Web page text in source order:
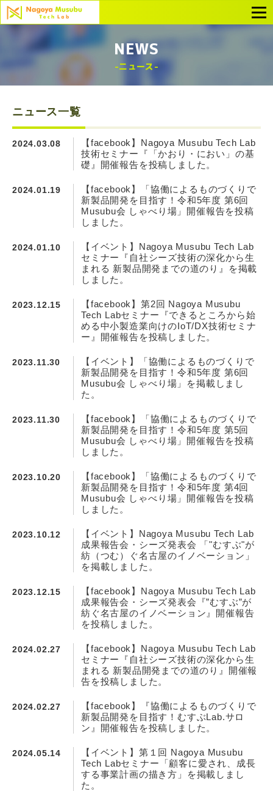
NEWS
ニュース
ニュース一覧
2024.03.08
【facebook】Nagoya Musubu Tech Lab
技術セミナー『「かおり・におい」の基
礎』開催報告を投稿しました。
2024.01.19
【facebook】「協働によるものづくりで
新製品開発を目指す！令和5年度 第6回
Musubu会 しゃべり場」開催報告を投稿
しました。
2024.01.10
【イベント】Nagoya Musubu Tech Lab
セミナー『自社シーズ技術の深化から生
まれる 新製品開発までの道のり』を掲載
しました。
2023.12.15
【facebook】第2回 Nagoya Musubu
Tech Labセミナー『できるところから始
める中小製造業向けのIoT/DX技術セミナ
ー』開催報告を投稿しました。
2023.11.30
【イベント】「協働によるものづくりで
新製品開発を目指す！令和5年度 第6回
Musubu会 しゃべり場」を掲載しまし
た。
2023.11.30
【facebook】「協働によるものづくりで
新製品開発を目指す！令和5年度 第5回
Musubu会 しゃべり場」開催報告を投稿
しました。
2023.10.20
【facebook】「協働によるものづくりで
新製品開発を目指す！令和5年度 第4回
Musubu会 しゃべり場」開催報告を投稿
しました。
2023.10.12
【イベント】Nagoya Musubu Tech Lab
成果報告会・シーズ発表会 「"むすぶ"が
紡（つむ）ぐ名古屋のイノベーション」
を掲載しました。
2023.12.15
【facebook】Nagoya Musubu Tech Lab
成果報告会・シーズ発表会『”むすぶ”が
紡ぐ名古屋のイノベーション』開催報告
を投稿しました。
2024.02.27
【facebook】Nagoya Musubu Tech Lab
セミナー『自社シーズ技術の深化から生
まれる 新製品開発までの道のり』開催報
告を投稿しました。
2024.02.27
【facebook】『協働によるものづくりで
新製品開発を目指す！むすぶLab.サロ
ン』開催報告を投稿しました。
2024.05.14
【イベント】第１回 Nagoya Musubu
Tech Labセミナー「顧客に愛され、成長
する事業計画の描き方」を掲載しまし
た。